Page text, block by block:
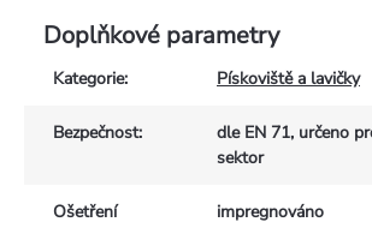
Doplňkové parametry
Kategorie: Pískoviště a lavičky
Bezpečnost:
dle EN 71, určeno
sektor
Ošetření
impregnováno